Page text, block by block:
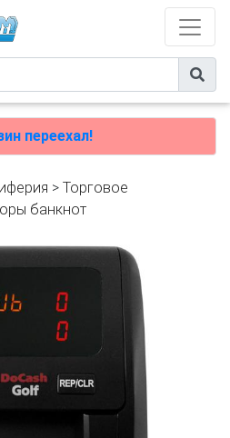
переехал!
> Торговое
банкнот